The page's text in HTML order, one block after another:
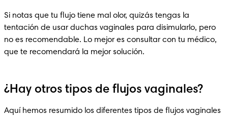
Si notas que tu flujo tiene mal olor, quizás tengas la
tentación de usar duchas vaginales para disimularlo, pero
no es recomendable. Lo mejor es consultar con tu médico,
que te recomendará la mejor solución.
¿Hay otros tipos de flujos vaginales?
Aquí hemos resumido los diferentes tipos de flujos vaginales